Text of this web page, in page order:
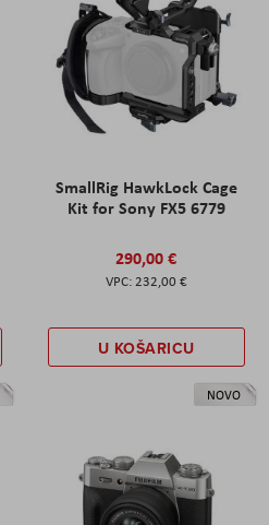
SmallRig HawkLock Cage
Kit for Sony FX5 6779
290,00 €
232,00 €
U KOŠARICU
NOVO